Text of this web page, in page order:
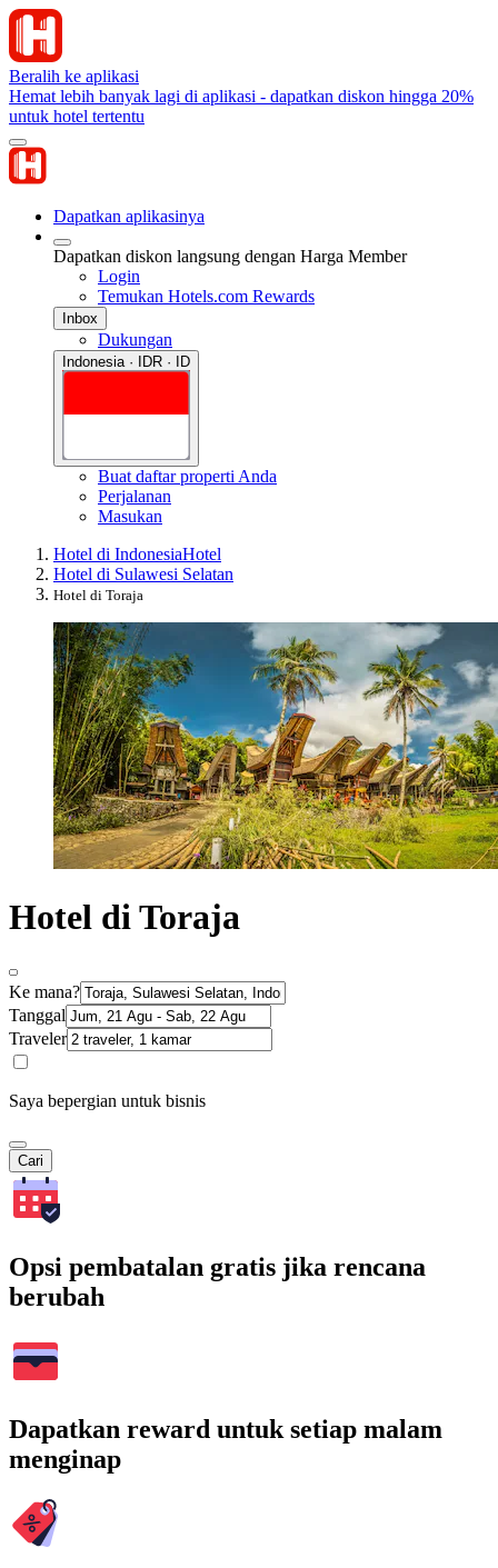
Beralih ke aplikasi
Hemat lebih banyak lagi di aplikasi - dapatkan diskon hingga 20%
untuk hotel tertentu
Dapatkan aplikasinya
Dapatkan diskon langsung dengan Harga Member
Login
Temukan Hotels.com Rewards
Inbox
Dukungan
Indonesia · IDR · ID
Buat daftar properti Anda
Perjalanan
Masukan
Hotel di IndonesiaHotel
Hotel di Sulawesi Selatan
Hotel di Toraja
Hotel di Toraja
Ke mana?
Tanggal
Traveler
Saya bepergian untuk bisnis
Cari
Opsi pembatalan gratis jika rencana
berubah
Dapatkan reward untuk setiap malam
menginap